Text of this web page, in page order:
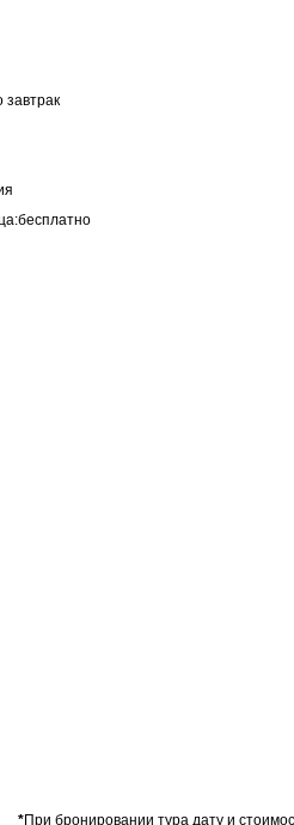
завтрак
*При бронировании тура дату и